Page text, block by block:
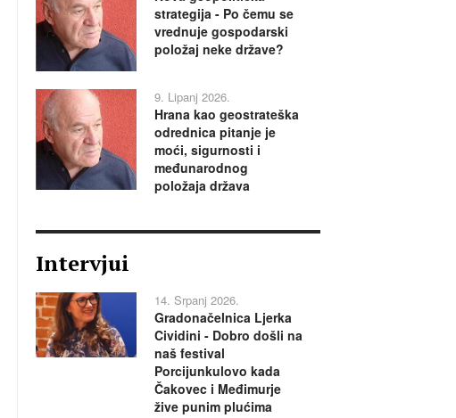
strategija - Po čemu se
vrednuje gospodarski
položaj neke države?
9. Lipanj 2026.
Hrana kao geostrateška
odrednica pitanje je
moći, sigurnosti i
međunarodnog
položaja država
Intervjui
14. Srpanj 2026.
Gradonačelnica Ljerka
Cividini - Dobro došli na
naš festival
Porcijunkulovo kada
Čakovec i Međimurje
žive punim plućima